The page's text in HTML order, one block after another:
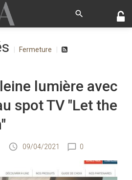
Fermeture
lumière avec
spot TV "Let the
09/04/2021 0